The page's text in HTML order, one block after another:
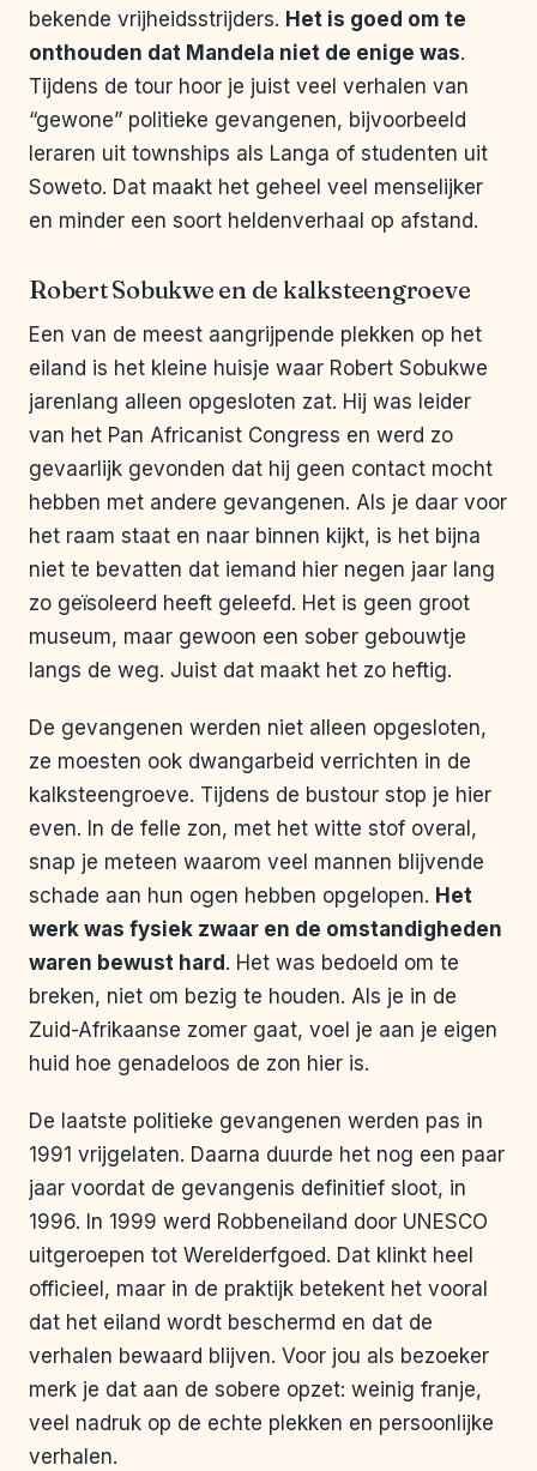
bekende vrijheidsstrijders. Het is goed om te
onthouden dat Mandela niet de enige was.
Tijdens de tour hoor je juist veel verhalen van
“gewone” politieke gevangenen, bijvoorbeeld
leraren uit townships als Langa of studenten uit
Soweto. Dat maakt het geheel veel menselijker
en minder een soort heldenverhaal op afstand.
Robert Sobukwe en de kalksteengroeve
Een van de meest aangrijpende plekken op het
eiland is het kleine huisje waar Robert Sobukwe
jarenlang alleen opgesloten zat. Hij was leider
van het Pan Africanist Congress en werd zo
gevaarlijk gevonden dat hij geen contact mocht
hebben met andere gevangenen. Als je daar voor
het raam staat en naar binnen kijkt, is het bijna
niet te bevatten dat iemand hier negen jaar lang
zo geïsoleerd heeft geleefd. Het is geen groot
museum, maar gewoon een sober gebouwtje
langs de weg. Juist dat maakt het zo heftig.
De gevangenen werden niet alleen opgesloten,
ze moesten ook dwangarbeid verrichten in de
kalksteengroeve. Tijdens de bustour stop je hier
even. In de felle zon, met het witte stof overal,
snap je meteen waarom veel mannen blijvende
schade aan hun ogen hebben opgelopen. Het
werk was fysiek zwaar en de omstandigheden
waren bewust hard . Het was bedoeld om te
breken, niet om bezig te houden. Als je in de
Zuid-Afrikaanse zomer gaat, voel je aan je eigen
huid hoe genadeloos de zon hier is.
De laatste politieke gevangenen werden pas in
1991 vrijgelaten. Daarna duurde het nog een paar
jaar voordat de gevangenis definitief sloot, in
1996. In 1999 werd Robbeneiland door UNESCO
uitgeroepen tot Werelderfgoed. Dat klinkt heel
officieel, maar in de praktijk betekent het vooral
dat het eiland wordt beschermd en dat de
verhalen bewaard blijven. Voor jou als bezoeker
merk je dat aan de sobere opzet: weinig franje,
veel nadruk op de echte plekken en persoonlijke
verhalen.